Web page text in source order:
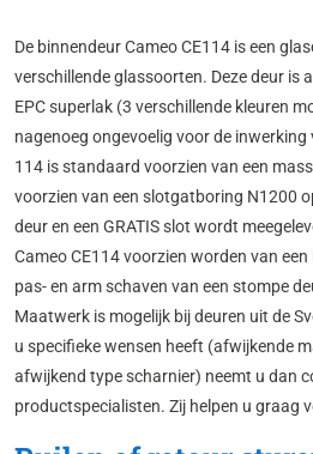
De binnendeur Cameo CE114 is een
verschillende glassoorten. Deze deur is
EPC superlak (3 verschillende kleuren
nagenoeg ongevoelig voor de inwerking
114 is standaard voorzien van een
voorzien van een slotgatboring N1200
deur en een GRATIS slot wordt
Cameo CE114 voorzien worden van
pas- en arm schaven van een stompe
Maatwerk is mogelijk bij deuren uit de
u specifieke wensen heeft (afwijkende
afwijkend type scharnier) neemt u dan
productspecialisten. Zij helpen u graag